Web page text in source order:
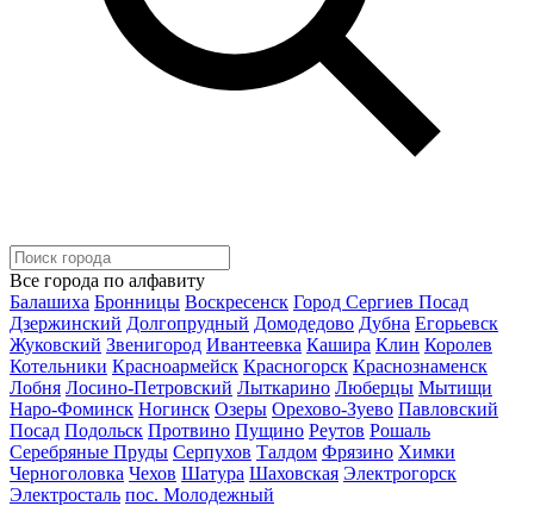
Все города по алфавиту
Балашиха Бронницы Воскресенск Город Сергиев Посад
Дзержинский Долгопрудный Домодедово Дубна Егорьевск
Жуковский Звенигород Ивантеевка Кашира Клин Королев
Котельники Красноармейск Красногорск Краснознаменск
Лобня Лосино-Петровский Лыткарино Люберцы Мытищи
Наро-Фоминск Ногинск Озеры Орехово-Зуево Павловский
Посад Подольск Протвино Пущино Реутов Рошаль
Серебряные Пруды Серпухов Талдом Фрязино Химки
Черноголовка Чехов Шатура Шаховская Электрогорск
Электросталь пос. Молодежный